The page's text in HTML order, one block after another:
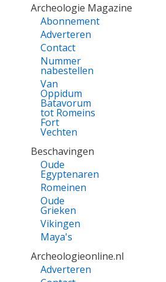
Archeologie Magazine
Abonnement
Adverteren
Contact
Nummer
nabestellen
Van
Oppidum
Batavorum
tot Romeins
Fort
Vechten
Beschavingen
Oude
Egyptenaren
Romeinen
Oude
Grieken
Vikingen
Maya's
Archeologieonline.nl
Adverteren